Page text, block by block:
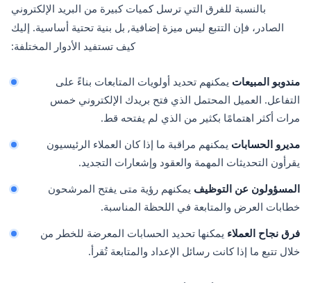
بالنسبة للفرق التي ترسل كميات كبيرة من البريد الإلكتروني
الصادر، فإن التتبع ليس ميزة إضافية, بل بنية تحتية أساسية. إليك
كيف تستفيد الأدوار المختلفة:
مندوبو المبيعات يمكنهم تحديد أولويات المتابعات بناءً على
التفاعل. العميل المحتمل الذي فتح بريدك الإلكتروني خمس
مرات أكثر اهتمامًا بكثير من الذي لم يفتحه قط.
مديرو الحسابات يمكنهم مراقبة ما إذا كان العملاء الرئيسيون
يقرأون التحديثات المهمة والعقود وإشعارات التجديد.
المسؤولون عن التوظيف يمكنهم رؤية متى يفتح المرشحون
خطابات العرض والمتابعة في اللحظة المناسبة.
فرق نجاح العملاء يمكنها تحديد الحسابات المعرضة للخطر من
خلال تتبع ما إذا كانت رسائل الإعداد والمتابعة تُقرأ.